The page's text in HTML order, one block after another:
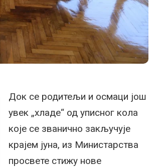
Док се родитељи и осмаци још
увек „хладе“ од уписног кола
које се званично закључује
крајем јуна, из Министарства
просвете стижу нове